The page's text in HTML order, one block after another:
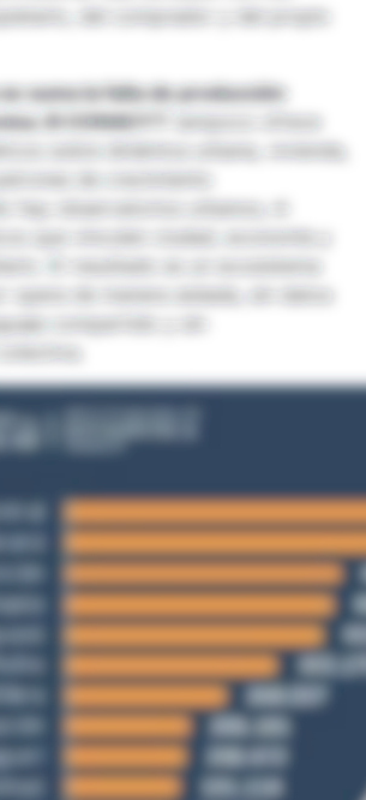
del comprador y del propio
suma la falta de producción
El CONACYT
tampoco ofrece
sobre dinámica urbana, vivienda,
de crecimiento
hay observatorios urbanos, ni
que vinculen ciudad, economía y
El resultado es un ecosistema
opera de manera aislada, sin datos
compartido y sin